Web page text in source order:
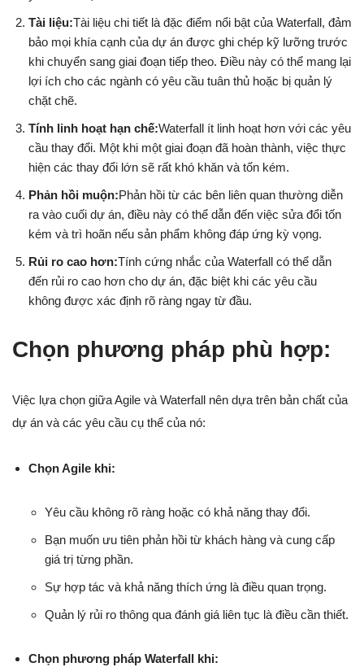
Tài liệu:Tài liệu chi tiết là đặc điểm nổi bật của Waterfall, đảm
bảo mọi khía cạnh của dự án được ghi chép kỹ lưỡng trước
khi chuyển sang giai đoạn tiếp theo. Điều này có thể mang lại
lợi ích cho các ngành có yêu cầu tuân thủ hoặc bị quản lý
chặt chẽ.
Tính linh hoạt hạn chế:Waterfall ít linh hoạt hơn với các yêu
cầu thay đổi. Một khi một giai đoạn đã hoàn thành, việc thực
hiện các thay đổi lớn sẽ rất khó khăn và tốn kém.
Phản hồi muộn:Phản hồi từ các bên liên quan thường diễn
ra vào cuối dự án, điều này có thể dẫn đến việc sửa đổi tốn
kém và trì hoãn nếu sản phẩm không đáp ứng kỳ vọng.
Rủi ro cao hơn:Tính cứng nhắc của Waterfall có thể dẫn
đến rủi ro cao hơn cho dự án, đặc biệt khi các yêu cầu
không được xác định rõ ràng ngay từ đầu.
Chọn phương pháp phù hợp:
Việc lựa chọn giữa Agile và Waterfall nên dựa trên bản chất của
dự án và các yêu cầu cụ thể của nó:
Chọn Agile khi:
Yêu cầu không rõ ràng hoặc có khả năng thay đổi.
Bạn muốn ưu tiên phản hồi từ khách hàng và cung cấp
giá trị từng phần.
Sự hợp tác và khả năng thích ứng là điều quan trọng.
Quản lý rủi ro thông qua đánh giá liên tục là điều cần thiết.
Chọn phương pháp Waterfall khi: